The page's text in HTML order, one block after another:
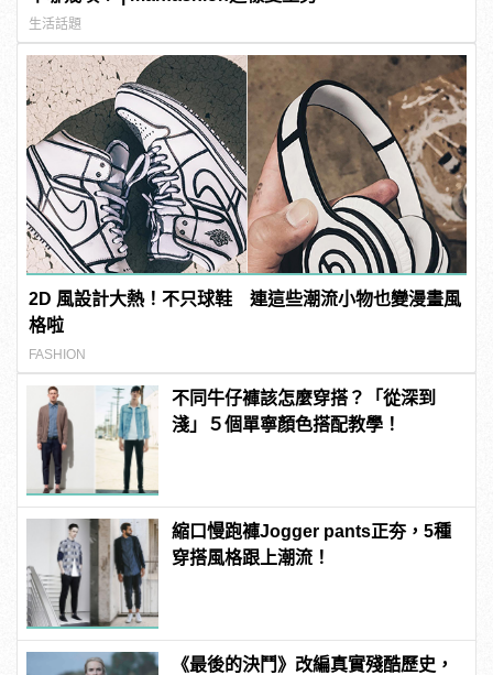
生活話題
2D 風設計大熱！不只球鞋 連這些潮流小物也變漫畫風
格啦
FASHION
不同牛仔褲該怎麼穿搭？「從深到
淺」５個單寧顏色搭配教學！
縮口慢跑褲Jogger pants正夯，5種
穿搭風格跟上潮流！
《最後的決鬥》改編真實殘酷歷史，